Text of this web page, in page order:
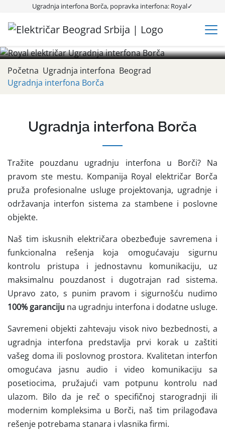
Ugradnja interfona Borča, popravka interfona: Royal✓
Ugradnja interfona Borča
Ugradnja interfona Borča, TOP CENA✓ Popravka, montaža,
postavljanje i ugradnja interfona u zgradama, zgradi, stanu✓
Početna Ugradnja interfona Beograd
Ugradnja interfona Borča
Ugradnja interfona Borča
Tražite pouzdanu ugradnju interfona u Borči? Na
pravom ste mestu. Kompanija Royal električar Borča
pruža profesionalne usluge projektovanja, ugradnje i
održavanja interfon sistema za stambene i poslovne
objekte.
Naš tim iskusnih električara obezbeđuje savremena i
funkcionalna rešenja koja omogućavaju sigurnu
kontrolu pristupa i jednostavnu komunikaciju, uz
maksimalnu pouzdanost i dugotrajan rad sistema.
Upravo zato, s punim pravom i sigurnošću nudimo
100% garanciju na ugradnju interfona i dodatne usluge.
Savremeni objekti zahtevaju visok nivo bezbednosti, a
ugradnja interfona predstavlja prvi korak u zaštiti
vašeg doma ili poslovnog prostora. Kvalitetan interfon
omogućava jasnu audio i video komunikaciju sa
posetiocima, pružajući vam potpunu kontrolu nad
ulazom. Bilo da je reč o specifičnoj starogradnji ili
modernim kompleksima u Borči, naš tim prilagođava
rešenje potrebama stanara i vlasnika firmi.